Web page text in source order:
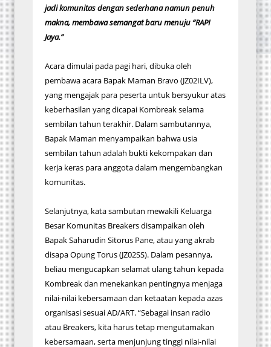
jadi komunitas dengan sederhana namun penuh
makna, membawa semangat baru menuju “RAPI
Jaya.”
Acara dimulai pada pagi hari, dibuka oleh
pembawa acara Bapak Maman Bravo (JZ02ILV),
yang mengajak para peserta untuk bersyukur atas
keberhasilan yang dicapai Kombreak selama
sembilan tahun terakhir. Dalam sambutannya,
Bapak Maman menyampaikan bahwa usia
sembilan tahun adalah bukti kekompakan dan
kerja keras para anggota dalam mengembangkan
komunitas.
Selanjutnya, kata sambutan mewakili Keluarga
Besar Komunitas Breakers disampaikan oleh
Bapak Saharudin Sitorus Pane, atau yang akrab
disapa Opung Torus (JZ02SS). Dalam pesannya,
beliau mengucapkan selamat ulang tahun kepada
Kombreak dan menekankan pentingnya menjaga
nilai-nilai kebersamaan dan ketaatan kepada azas
organisasi sesuai AD/ART. “Sebagai insan radio
atau Breakers, kita harus tetap mengutamakan
kebersamaan, serta menjunjung tinggi nilai-nilai